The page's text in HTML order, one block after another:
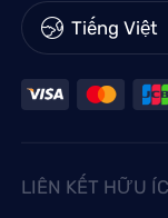
Tiếng Việt
LIÊN KẾT HỮU